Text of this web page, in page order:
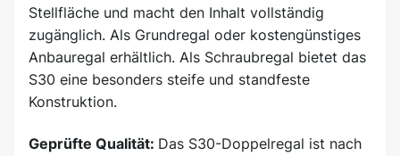
Stellfläche und macht den Inhalt vollständig
zugänglich. Als Grundregal oder kostengünstiges
Anbauregal erhältlich. Als Schraubregal bietet das
S30 eine besonders steife und standfeste
Konstruktion.
Geprüfte Qualität: Das S30-Doppelregal ist nach